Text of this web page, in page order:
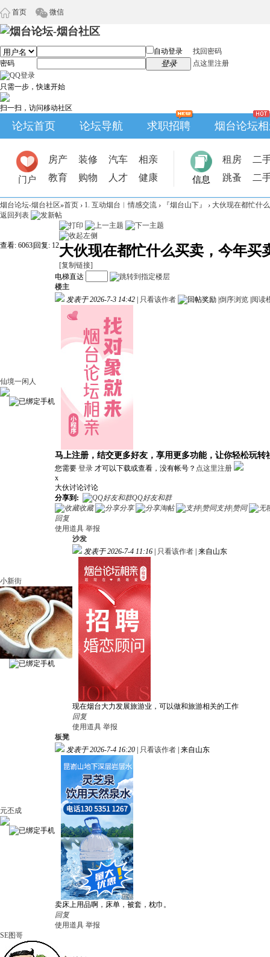
首页 微信
自动登录
找回密码
密码
登录 点这里注册
只需一步，快速开始
扫一扫，访问移动社区
论坛首页 论坛导航 求职招聘 烟台论坛
门户
房产 装修 汽车
相亲
教育
购物 人才 健康 信息
租房
二
跳蚤
二
烟台论坛-烟台社区»首页 › 1. 互动烟台︱情感交流 › 『烟台山下』 › 大伙现在都忙什
返回列表
查看: 6063 回复: 12大伙现在都忙什么买卖，今年买
[复制链接]
仙境一闲人
电梯直达
楼主
发表于 2026-7-3 14:42
只看该作者 倒序浏览 阅读
马上注册，结交更多好友，享用更多功能，让你轻松玩转
您需要 登录 才可以下载或查看，没有帐号？ 点这里注册
x
大伙讨论讨论
分享到:
QQ好友和群
收藏
分享 淘帖
支持|赞同
回复
使用道具 举报
小新街
沙发
发表于 2026-7-4 11:16
只看该作者 来自山东
现在烟台大力发展旅游业，可以做和旅游相关的工作
回复
使用道具 举报
元丕成
板凳
发表于 2026-7-4 16:20
只看该作者 来自山东
卖床上用品啊，床单，被套，枕巾。
回复
使用道具 举报
SE图哥